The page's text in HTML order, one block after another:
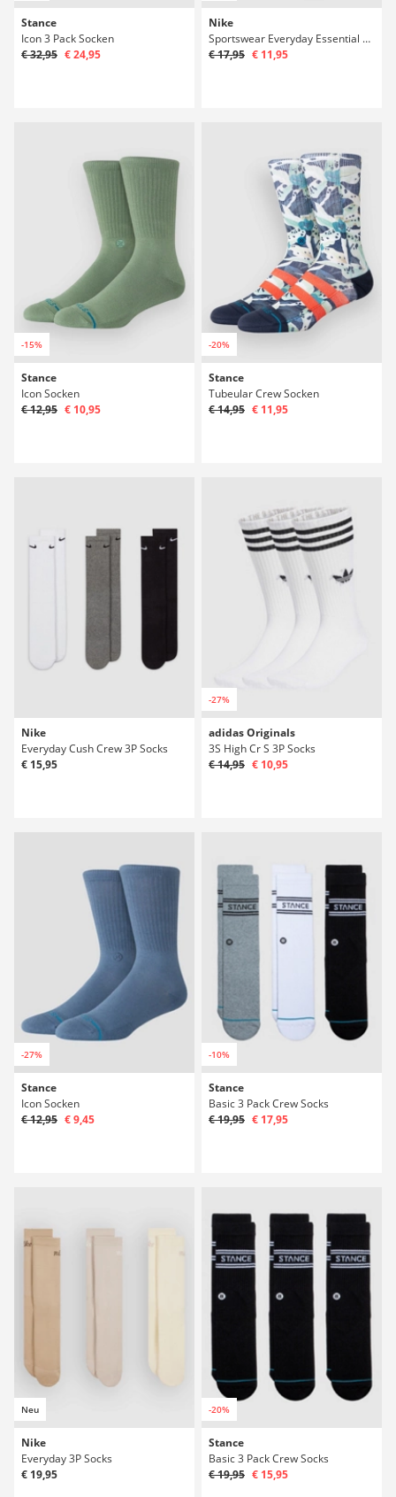
Stance
Icon 3 Pack Socken
€ 32,95 € 24,95
Nike
Sportswear Everyday Essential Socken
€ 17,95 € 11,95
-15%
Stance
Icon Socken
€ 12,95 € 10,95
-20%
Stance
Tubeular Crew Socken
€ 14,95 € 11,95
Nike
Everyday Cush Crew 3P Socks
€ 15,95
-27%
adidas Originals
3S High Cr S 3P Socks
€ 14,95 € 10,95
-27%
Stance
Icon Socken
€ 12,95 € 9,45
-10%
Stance
Basic 3 Pack Crew Socks
€ 19,95 € 17,95
Neu
Nike
Everyday 3P Socks
€ 19,95
-20%
Stance
Basic 3 Pack Crew Socks
€ 19,95 € 15,95